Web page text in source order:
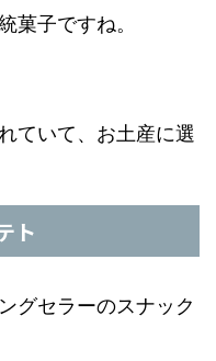
菓子ですね。
ていて、お土産に選
ト
グセラーのスナック